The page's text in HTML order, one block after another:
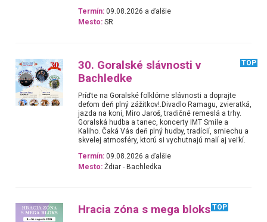
Termín: 09.08.2026 a ďalšie
Mesto: SR
30. Goralské slávnosti v
Bachledke
TOP
Príďte na Goralské folklórne slávnosti a doprajte
deťom deň plný zážitkov!.Divadlo Ramagu, zvieratká,
jazda na koni, Miro Jaroš, tradičné remeslá a trhy.
Goralská hudba a tanec, koncerty IMT Smile a
Kaliho. Čaká Vás deň plný hudby, tradícií, smiechu a
skvelej atmosféry, ktorú si vychutnajú malí aj veľkí.
Termín: 09.08.2026 a ďalšie
Mesto: Ždiar - Bachledka
Hracia zóna s mega bloks TOP